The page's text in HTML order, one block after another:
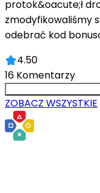
protok&oacute;ł
zmodyfikowaliśmy
odebrać kod
4.50
16 Komentarzy
ZOBACZ WSZYSTKIE